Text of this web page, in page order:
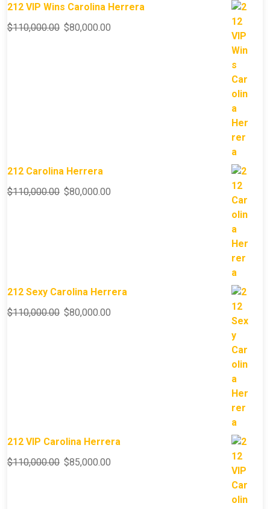
212 VIP Wins Carolina Herrera
$110,000.00 $80,000.00
212 Carolina Herrera
$110,000.00 $80,000.00
212 Sexy Carolina Herrera
$110,000.00 $80,000.00
212 VIP Carolina Herrera
$110,000.00 $85,000.00